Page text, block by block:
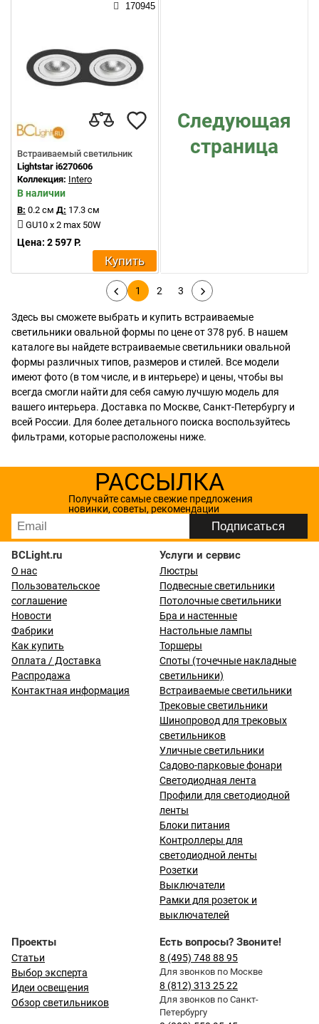
170945
Встраиваемый светильник
Lightstar i6270606
Коллекция: Intero
В наличии
В: 0.2 см Д: 17.3 см
GU10 x 2 max 50W
Цена: 2 597 Р.
Купить
Следующая
страница
1 2 3
Здесь вы сможете выбрать и купить встраиваемые
светильники овальной формы по цене от 378 руб. В нашем
каталоге вы найдете встраиваемые светильники овальной
формы различных типов, размеров и стилей. Все модели
имеют фото (в том числе, и в интерьере) и цены, чтобы вы
всегда смогли найти для себя самую лучшую модель для
вашего интерьера. Доставка по Москве, Санкт-Петербургу и
всей России. Для более детального поиска воспользуйтесь
фильтрами, которые расположены ниже.
РАССЫЛКА
Получайте самые свежие предложения
новинки, советы, рекомендации
BCLight.ru
О нас
Пользовательское
соглашение
Новости
Фабрики
Как купить
Оплата / Доставка
Распродажа
Контактная информация
Услуги и сервис
Люстры
Подвесные светильники
Потолочные светильники
Бра и настенные
Настольные лампы
Торшеры
Споты (точечные накладные
светильники)
Встраиваемые светильники
Трековые светильники
Шинопровод для трековых
светильников
Уличные светильники
Садово-парковые фонари
Светодиодная лента
Профили для светодиодной
ленты
Блоки питания
Контроллеры для
светодиодной ленты
Розетки
Выключатели
Рамки для розеток и
выключателей
Проекты
Статьи
Выбор эксперта
Идеи освещения
Обзор светильников
Есть вопросы? Звоните!
8 (495) 748 88 95
Для звонков по Москве
8 (812) 313 25 22
Для звонков по Санкт-
Петербургу